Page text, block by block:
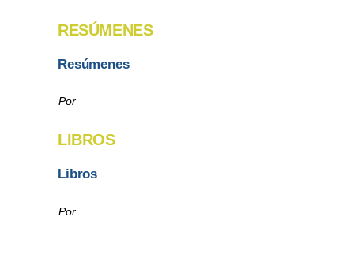
RESÚMENES
Resúmenes
Por
LIBROS
Libros
Por